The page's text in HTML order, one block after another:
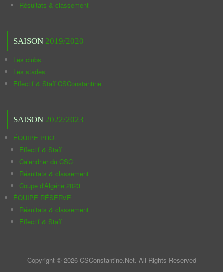
Résultats & classement
SAISON 2019/2020
Les clubs
Les stades
Effectif & Staff CSConstantine
SAISON 2022/2023
ÉQUIPE PRO
Effectif & Staff
Calendrier du CSC
Résultats & classement
Coupe d'Algérie 2023
ÉQUIPE RÉSERVE
Résultats & classement
Effectif & Staff
Copyright © 2026 CSConstantine.Net. All Rights Reserved